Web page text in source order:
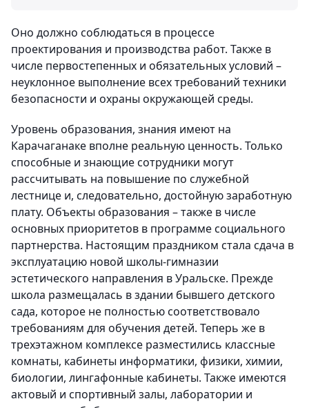
Оно должно соблюдаться в процессе
проектирования и производства работ. Также в
числе первостепенных и обязательных условий –
неуклонное выполнение всех требований техники
безопасности и охраны окружающей среды.
Уровень образования, знания имеют на
Карачаганаке вполне реальную ценность. Только
способные и знающие сотрудники могут
рассчитывать на повышение по служебной
лестнице и, следовательно, достойную заработную
плату. Объекты образования – также в числе
основных приоритетов в программе социального
партнерства. Настоящим праздником стала сдача в
эксплуатацию новой школы-гимназии
эстетического направления в Уральске. Прежде
школа размещалась в здании бывшего детского
сада, которое не полностью соответствовало
требованиям для обучения детей. Теперь же в
трехэтажном комплексе разместились классные
комнаты, кабинеты информатики, физики, химии,
биологии, лингафонные кабинеты. Также имеются
актовый и спортивный залы, лаборатории и